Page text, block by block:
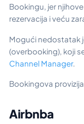
Bookingu, jer
rezervacija i veću
Mogući nedostatak
(overbooking), koji
Channel Manager.
Bookingova
Airbnba